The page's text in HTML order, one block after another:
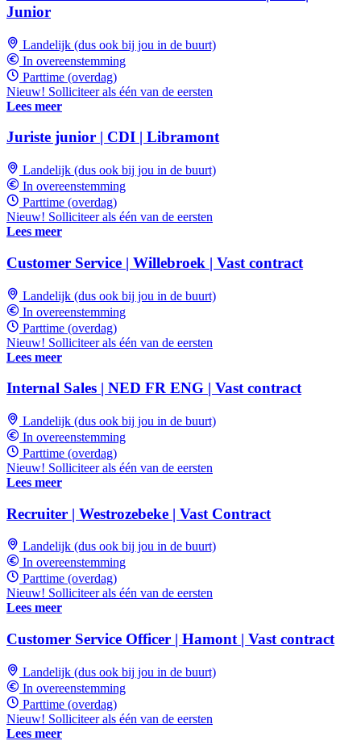
Junior
Landelijk (dus ook bij jou in de buurt)
In overeenstemming
Parttime (overdag)
Nieuw! Solliciteer als één van de eersten
Lees meer
Juriste junior | CDI | Libramont
Landelijk (dus ook bij jou in de buurt)
In overeenstemming
Parttime (overdag)
Nieuw! Solliciteer als één van de eersten
Lees meer
Customer Service | Willebroek | Vast contract
Landelijk (dus ook bij jou in de buurt)
In overeenstemming
Parttime (overdag)
Nieuw! Solliciteer als één van de eersten
Lees meer
Internal Sales | NED FR ENG | Vast contract
Landelijk (dus ook bij jou in de buurt)
In overeenstemming
Parttime (overdag)
Nieuw! Solliciteer als één van de eersten
Lees meer
Recruiter | Westrozebeke | Vast Contract
Landelijk (dus ook bij jou in de buurt)
In overeenstemming
Parttime (overdag)
Nieuw! Solliciteer als één van de eersten
Lees meer
Customer Service Officer | Hamont | Vast contract
Landelijk (dus ook bij jou in de buurt)
In overeenstemming
Parttime (overdag)
Nieuw! Solliciteer als één van de eersten
Lees meer